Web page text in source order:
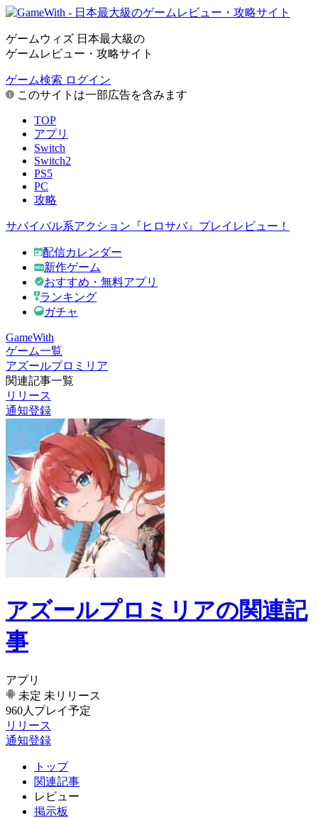
ゲームウィズ 日本最大級の
ゲームレビュー・攻略サイト
ゲーム検索 ログイン
このサイトは一部広告を含みます
TOP
アプリ
Switch
Switch2
PS5
PC
攻略
サバイバル系アクション『ヒロサバ』プレイレビュー！
配信カレンダー
新作ゲーム
おすすめ・無料アプリ
ランキング
ガチャ
GameWith
ゲーム一覧
アズールプロミリア
関連記事一覧
リリース
通知登録
アズールプロミリアの関連記
事
アプリ
未定 未リリース
960人プレイ予定
リリース
通知登録
トップ
関連記事
レビュー
掲示板